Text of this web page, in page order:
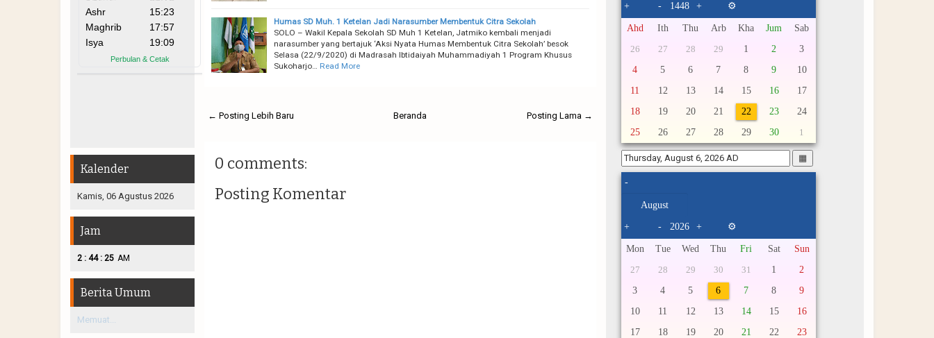
Humas SD Muh. 1 Ketelan Jadi Narasumber Membentuk Citra Sekolah
SOLO – Wakil Kepala Sekolah SD Muh 1 Ketelan, Jatmiko kembali menjadi
narasumber yang bertajuk ‘Aksi Nyata Humas Membentuk Citra Sekolah’ besok
Selasa (22/9/2020) di Madrasah Ibtidaiyah Muhammadiyah 1 Program Khusus
Sukoharjo…
Read More
← Posting Lebih Baru Posting Lama →
Beranda
0 comments:
Posting Komentar
Kalender
Kamis, 06 Agustus 2026
Jam
2 : 44: 26 AM
Berita Umum
Memuat...
+ - + ⚙
Ahd Ith Thu Arb Kha Jum Sab
26 27 28 29 1 2
3
4
5 6 7 8 9
10
11
12 13 14 15 16
17
18
19 20 21 22 23
24
25
26 27 28 29 30 1
▦
-
+ - + ⚙
Mon Tue Wed Thu Fri Sat Sun
27 28 29 30 31 1
2
3
4 5 6 7 8
9
10
11 12 13 14 15
16
17
18 19 20 21 22
23